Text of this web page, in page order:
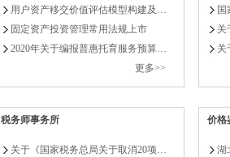
国家发展改革委党组学习贯
用户资产移交价值评估模型构建及…
固定资产投资管理常用法规上市
2020年关于编报普惠托育服务预算…
更多>>
关
关
税务师事务所
关于《国家税务总局关于取消20项…
价格
湖